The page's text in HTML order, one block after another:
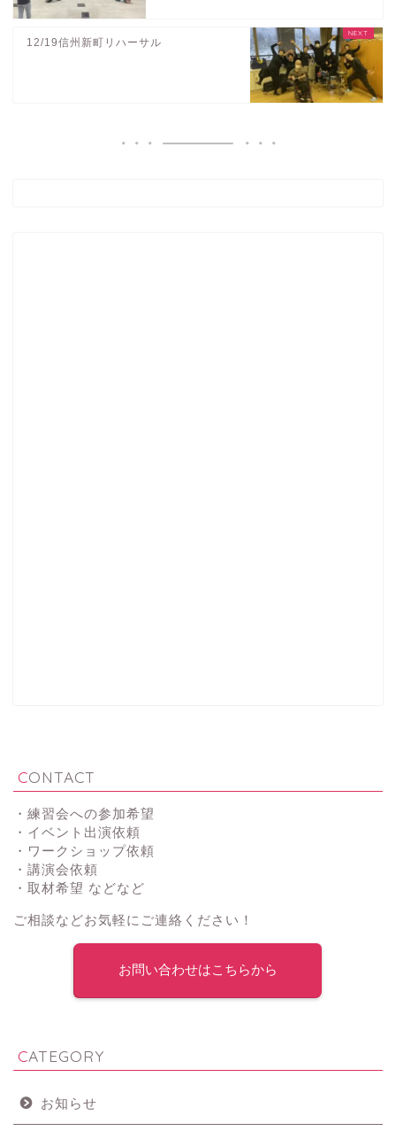
12/19信州新町リハーサル
CONTACT
・練習会への参加希望
・イベント出演依頼
・ワークショップ依頼
・講演会依頼
・取材希望 などなど
ご相談などお気軽にご連絡ください！
お問い合わせはこちらから
CATEGORY
お知らせ